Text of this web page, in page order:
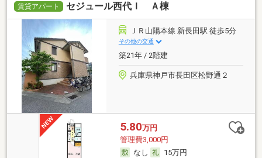
賃貸アパート セジュール西代Ｉ Ａ棟
ＪＲ山陽本線 新長田駅 徒歩5分
その他の交通
築21年 / 2階建
兵庫県神戸市長田区松野通２
5.80万円
管理費3,000円
なし
15万円